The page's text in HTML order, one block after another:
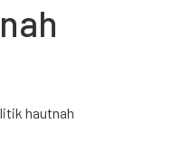
hautnah